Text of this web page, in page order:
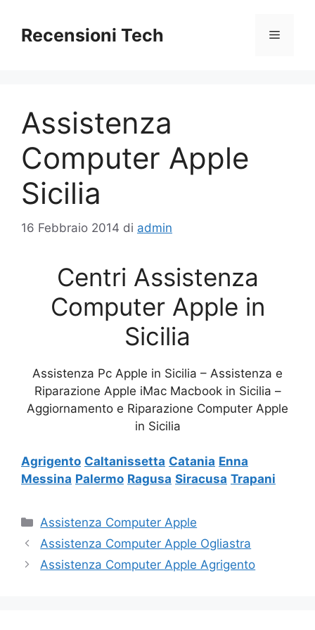
contenuto
Recensioni Tech Menu
Assistenza
Computer Apple
Sicilia
16 Febbraio 2014 di admin
Centri Assistenza
Computer Apple in
Sicilia
Assistenza Pc Apple in Sicilia – Assistenza e
Riparazione Apple iMac Macbook in Sicilia –
Aggiornamento e Riparazione Computer Apple
in Sicilia
Agrigento Caltanissetta Catania Enna
Messina Palermo Ragusa Siracusa Trapani
Categorie
Assistenza Computer Apple
Assistenza Computer Apple Ogliastra
Assistenza Computer Apple Agrigento